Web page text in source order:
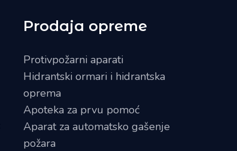
Prodaja opreme
Protivpožarni aparati
Hidrantski ormari i hidrantska
oprema
Apoteka za prvu pomoć
Aparat za automatsko gašenje
požara